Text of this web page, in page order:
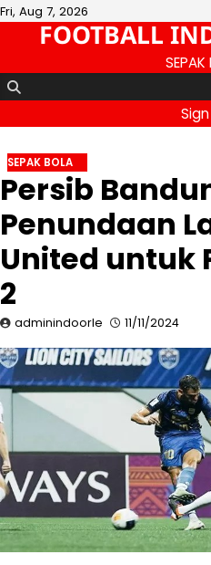
Skip
Fri, Aug 7, 2026
FOOTBALL
SEPAK
SEPAK BOLA
Persib
Penundaan
United untuk
2
adminindoorle 11/11/2024